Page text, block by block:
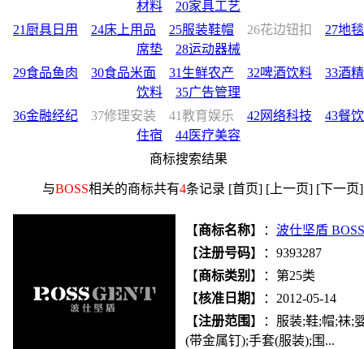
材料
20家具工艺
21厨具日用
24床上用品 25服装鞋帽 26花边钮扣
27地毯
席垫
28运动器械
29食品鱼肉
30食品米面 31生鲜农产 32啤酒饮料
33酒精
饮料
35广告管理
36金融经纪
37修理安装 41教育娱乐 42网络科技
43餐饮
住宿
44医疗美容
商标搜索结果
与BOSS相关的商标共有4条记录 [首页] [上一页] [下一页
【商标名称】： 波仕坚盾
【注册号码】：9393287
【商标类别 】：第25类
【核准日期】：2012-05-14
【注册范围】：服装;鞋;帽;袜;
(带金属钉);手套(服装);围...